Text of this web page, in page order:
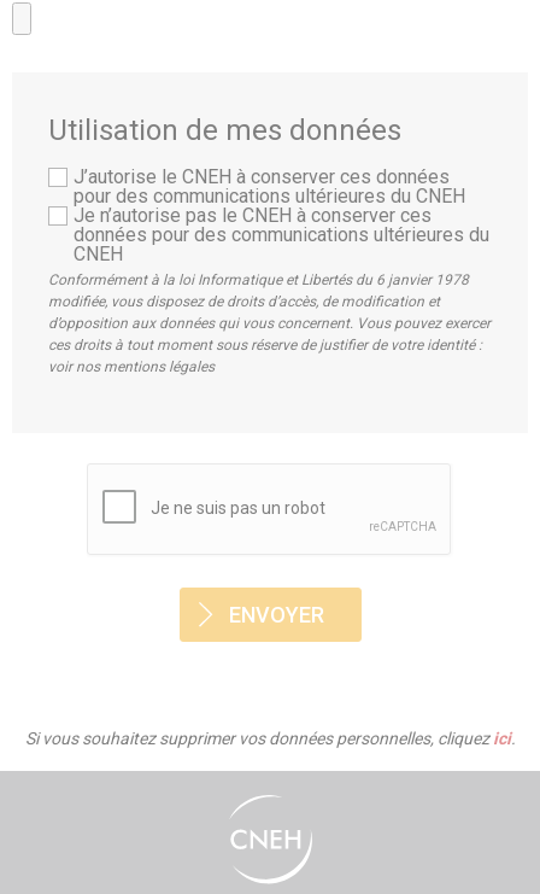
Utilisation de mes données
J’autorise le CNEH à conserver ces données
pour des communications ultérieures du CNEH
Je n’autorise pas le CNEH à conserver ces
données pour des communications ultérieures du
CNEH
Conformément à la loi Informatique et Libertés du 6 janvier 1978
modifiée, vous disposez de droits d’accès, de modification et
d’opposition aux données qui vous concernent. Vous pouvez exercer
ces droits à tout moment sous réserve de justifier de votre identité :
voir nos mentions légales
Si vous souhaitez supprimer vos données personnelles, cliquezici.